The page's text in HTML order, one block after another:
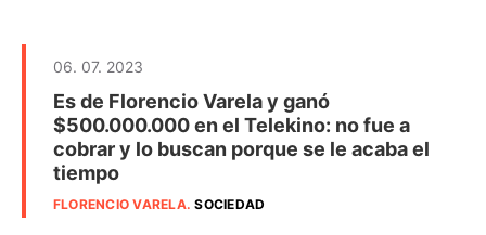
06. 07. 2023
Es de Florencio Varela y ganó
$500.000.000 en el Telekino: no fue a
cobrar y lo buscan porque se le acaba el
tiempo
FLORENCIO VARELA.SOCIEDAD